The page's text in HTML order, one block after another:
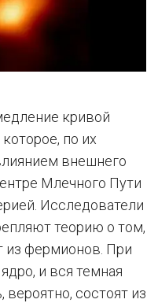
кривой
по их
внешнего
Млечного Пути
Исследователи
теорию о том,
из фермионов. При
и вся темная
состоят из